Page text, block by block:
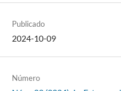
Publicado
2024-10-09
Número